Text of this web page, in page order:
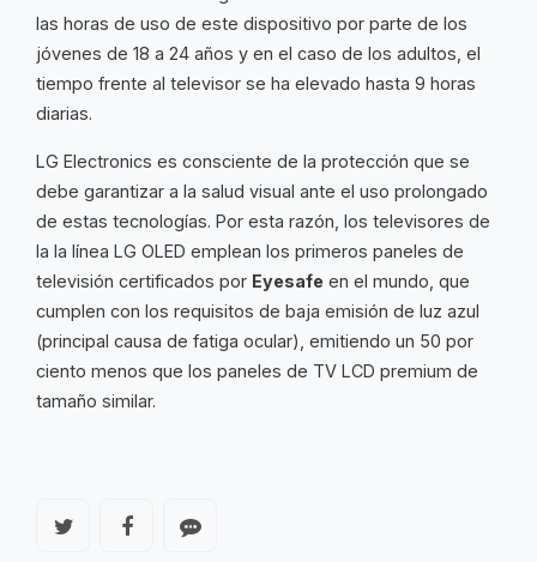
las horas de uso de este dispositivo por parte de los
jóvenes de 18 a 24 años y en el caso de los adultos, el
tiempo frente al televisor se ha elevado hasta 9 horas
diarias.
LG Electronics es consciente de la protección que se
debe garantizar a la salud visual ante el uso prolongado
de estas tecnologías. Por esta razón, los televisores de
la la línea LG OLED emplean los primeros paneles de
televisión certificados por Eyesafe en el mundo, que
cumplen con los requisitos de baja emisión de luz azul
(principal causa de fatiga ocular), emitiendo un 50 por
ciento menos que los paneles de TV LCD premium de
tamaño similar.